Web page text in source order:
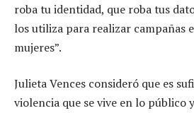
roba tu identidad, que roba tus
los utiliza para realizar campañas
mujeres”.
Julieta Vences consideró que es
violencia que se vive en lo público